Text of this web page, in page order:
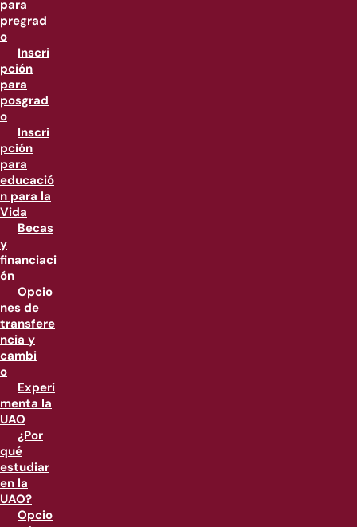
para
pregrad
o
Inscri
pción
para
posgrad
o
Inscri
pción
para
educació
n para la
Vida
Becas
y
financiaci
ón
Opcio
nes de
transfere
ncia y
cambi
o
Experi
menta la
UAO
¿Por
qué
estudiar
en la
UAO?
Opcio